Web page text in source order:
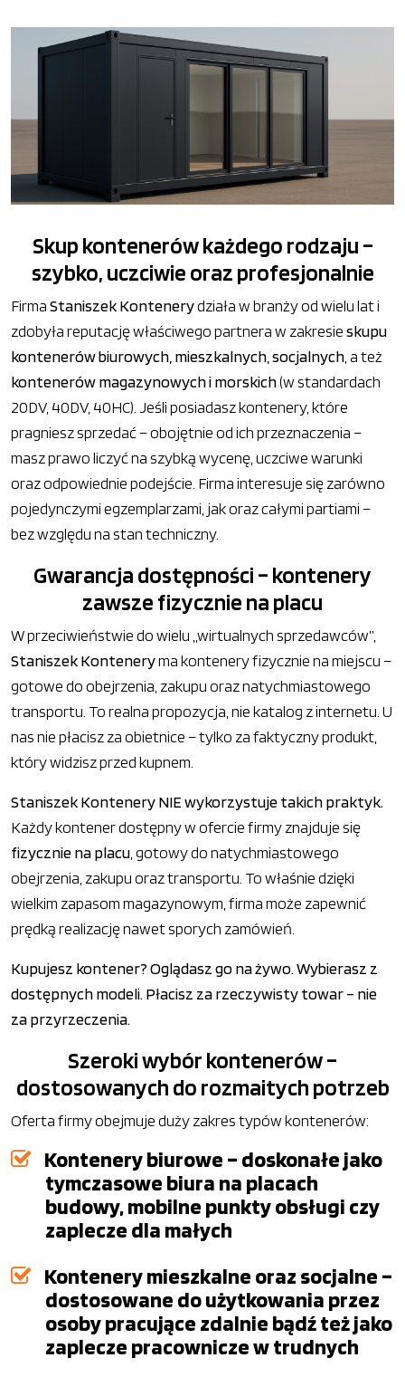
Skup kontenerów każdego rodzaju –
szybko, uczciwie oraz profesjonalnie
FirmaStaniszek Kontenerydziała w branży od wielu lat i
zdobyła reputację właściwego partnera w zakresieskupu
kontenerów biurowych, mieszkalnych, socjalnych , a też
kontenerów magazynowych i morskich(w standardach
20DV, 40DV, 40HC). Jeśli posiadasz kontenery, które
pragniesz sprzedać – obojętnie od ich przeznaczenia –
masz prawo liczyć na szybką wycenę, uczciwe warunki
oraz odpowiednie podejście. Firma interesuje się zarówno
pojedynczymi egzemplarzami, jak oraz całymi partiami –
bez względu na stan techniczny.
Gwarancja dostępności – kontenery
zawsze fizycznie na placu
W przeciwieństwie do wielu „wirtualnych sprzedawców”,
Staniszek Konteneryma kontenery fizycznie na miejscu –
gotowe do obejrzenia, zakupu oraz natychmiastowego
transportu. To realna propozycja, nie katalog z internetu. U
nas nie płacisz za obietnice – tylko za faktyczny produkt,
który widzisz przed kupnem.
Staniszek Kontenery NIE wykorzystuje takich praktyk.
Każdy kontener dostępny w ofercie firmy znajduje się
fizycznie na placu , gotowy do natychmiastowego
obejrzenia, zakupu oraz transportu. To właśnie dzięki
wielkim zapasom magazynowym, firma może zapewnić
prędką realizację nawet sporych zamówień.
Kupujesz kontener? Oglądasz go na żywo. Wybierasz z
dostępnych modeli. Płacisz za rzeczywisty towar – nie
za przyrzeczenia.
Szeroki wybór kontenerów –
dostosowanych do rozmaitych potrzeb
Oferta firmy obejmuje duży zakres typów kontenerów:
Kontenery biurowe – doskonałe jako
tymczasowe biura na placach
budowy, mobilne punkty obsługi czy
zaplecze dla małych
Kontenery mieszkalne oraz socjalne –
dostosowane do użytkowania przez
osoby pracujące zdalnie bądź też jako
zaplecze pracownicze w trudnych